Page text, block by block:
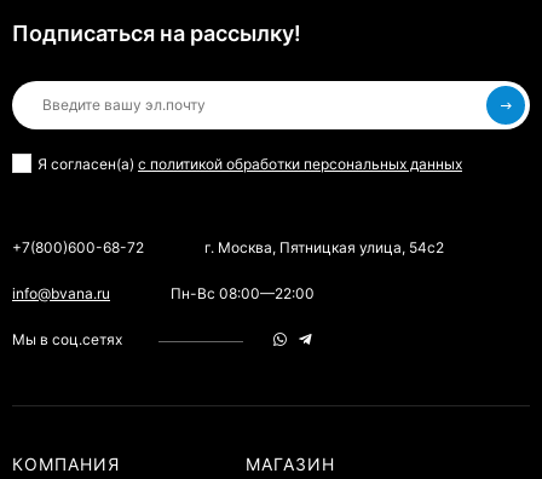
Подписаться на рассылкy!
Я согласен(a) с политикой обработки персональных данных
+7(800)600-68-72 г. Москва, Пятницкая улица, 54с2
info@bvana.ru Пн-Вс 08:00—22:00
Мы в соц.сетях
КОМПАНИЯ МАГАЗИН